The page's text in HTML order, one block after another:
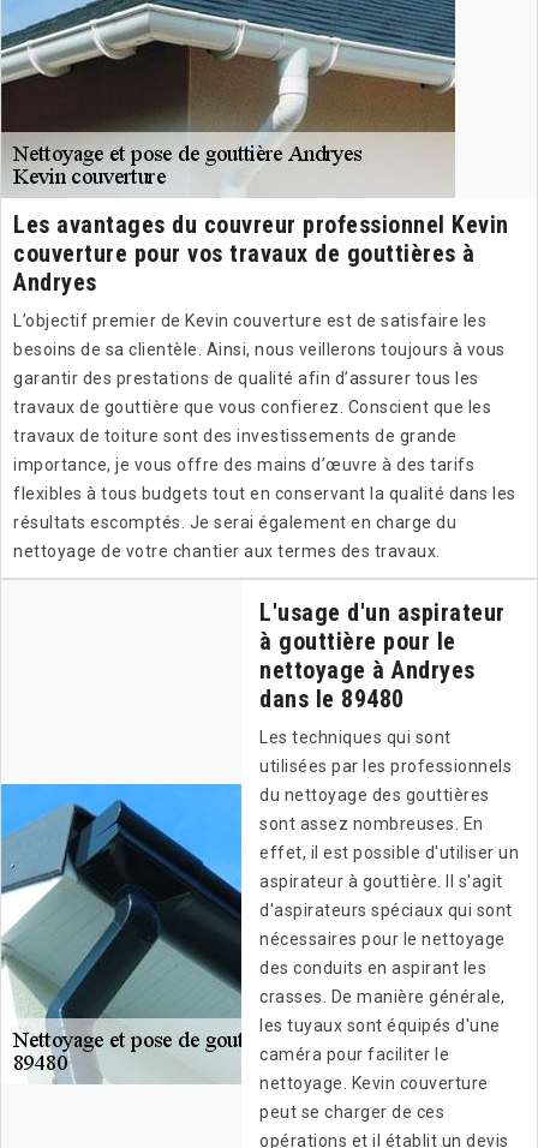
Les avantages du couvreur professionnel Kevin
couverture pour vos travaux de gouttières à
Andryes
L’objectif premier de Kevin couverture est de satisfaire les
besoins de sa clientèle. Ainsi, nous veillerons toujours à vous
garantir des prestations de qualité afin d’assurer tous les
travaux de gouttière que vous confierez. Conscient que les
travaux de toiture sont des investissements de grande
importance, je vous offre des mains d’œuvre à des tarifs
flexibles à tous budgets tout en conservant la qualité dans les
résultats escomptés. Je serai également en charge du
nettoyage de votre chantier aux termes des travaux.
L'usage d'un aspirateur
à gouttière pour le
nettoyage à Andryes
dans le 89480
Les techniques qui sont
utilisées par les professionnels
du nettoyage des gouttières
sont assez nombreuses. En
effet, il est possible d'utiliser un
aspirateur à gouttière. Il s'agit
d'aspirateurs spéciaux qui sont
nécessaires pour le nettoyage
des conduits en aspirant les
crasses. De manière générale,
les tuyaux sont équipés d'une
caméra pour faciliter le
nettoyage. Kevin couverture
peut se charger de ces
opérations et il établit un devis